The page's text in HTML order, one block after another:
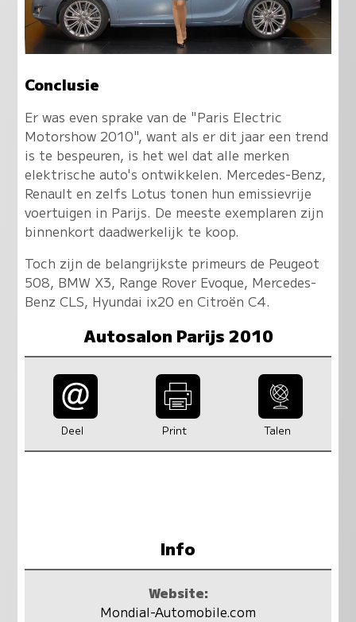
Conclusie
Er was even sprake van de "Paris Electric
Motorshow 2010", want als er dit jaar een trend
is te bespeuren, is het wel dat alle merken
elektrische auto's ontwikkelen. Mercedes-Benz,
Renault en zelfs Lotus tonen hun emissievrije
voertuigen in Parijs. De meeste exemplaren zijn
binnenkort daadwerkelijk te koop.
Toch zijn de belangrijkste primeurs de Peugeot
508, BMW X3, Range Rover Evoque, Mercedes-
Benz CLS, Hyundai ix20 en Citroën C4.
Autosalon Parijs 2010
Deel Print Talen
Info
Website:
Mondial-Automobile.com